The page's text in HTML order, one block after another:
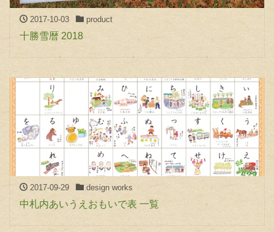
2017-10-03 product
十勝雪暦 2018
2017-09-29 design works
中札内あいうえおもいで表 一覧